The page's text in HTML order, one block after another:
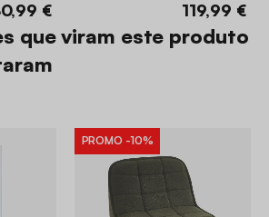
€ 119,99 €
que viram este produto
PROMO -10%